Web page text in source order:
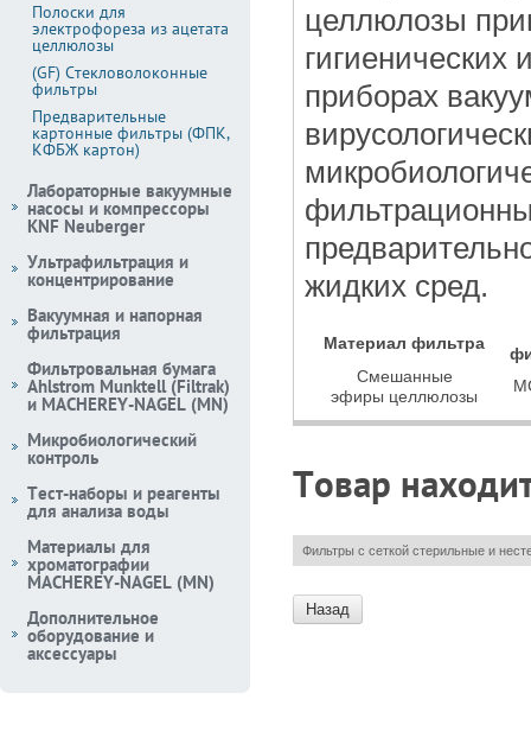
целлюлозы
гигиенических
приборах
жидких сред.
Материал фильтра
Смешанные
эфиры целлюлозы
Товар
Фильтры с сеткой стерильные и
Назад
Полоски для
электрофореза из ацетата
целлюлозы
(GF) Стекловолоконные
фильтры
Предварительные
картонные фильтры (ФПК,
КФБЖ картон)
Лабораторные вакуумные
насосы и компрессоры
KNF Neuberger
Ультрафильтрация и
концентрирование
Вакуумная и напорная
фильтрация
Фильтровальная бумага
Ahlstrom Munktell (Filtrak)
и MACHEREY-NAGEL (MN)
Микробиологический
контроль
Тест-наборы и реагенты
для анализа воды
Материалы для
хроматографии
MACHEREY-NAGEL (MN)
Дополнительное
оборудование и
аксессуары